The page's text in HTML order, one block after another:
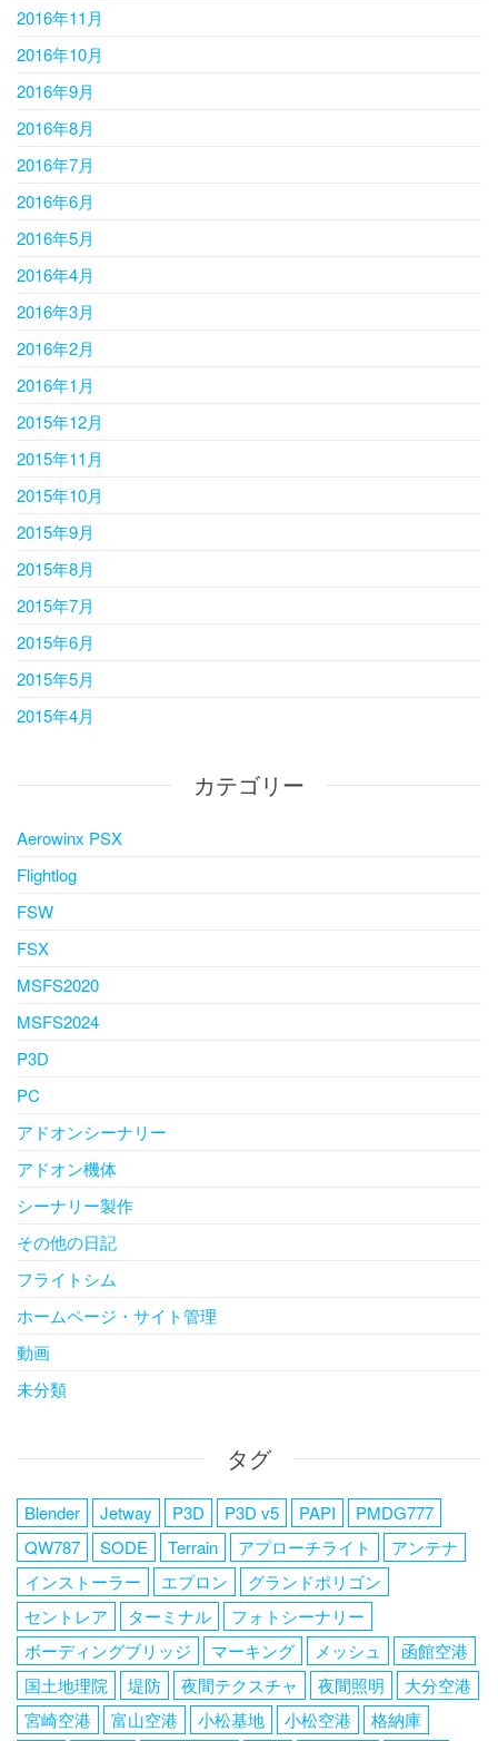
2016年11月
2016年10月
2016年9月
2016年8月
2016年7月
2016年6月
2016年5月
2016年4月
2016年3月
2016年2月
2016年1月
2015年12月
2015年11月
2015年10月
2015年9月
2015年8月
2015年7月
2015年6月
2015年5月
2015年4月
カテゴリー
Aerowinx PSX
Flightlog
FSW
FSX
MSFS2020
MSFS2024
P3D
PC
アドオンシーナリー
アドオン機体
シーナリー製作
その他の日記
フライトシム
ホームページ・サイト管理
動画
未分類
タグ
Blender Jetway P3D P3D v5 PAPI
PMDG777
QW787
SODE Terrain アプローチライト
アンテナ
インストーラー
エプロン
グランドポリゴン
セントレア
ターミナル
フォトシーナリー
ボーディングブリッジ
マーキング メッシュ
函館空港
国土地理院
堤防 夜間テクスチャ 夜間照明
大分空港
宮崎空港
富山空港 小松基地 小松空港 格納庫